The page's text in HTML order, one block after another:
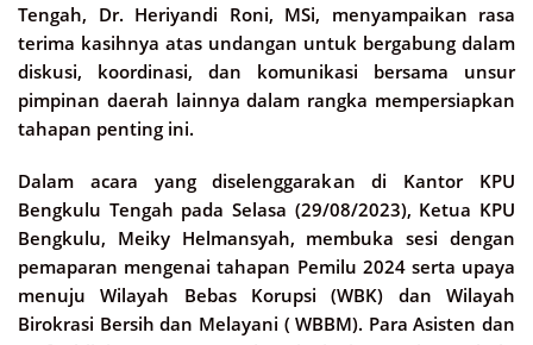
Tengah, Dr. Heriyandi Roni, MSi, menyampaikan rasa
terima kasihnya atas undangan untuk bergabung dalam
diskusi, koordinasi, dan komunikasi bersama unsur
pimpinan daerah lainnya dalam rangka mempersiapkan
tahapan penting ini.
Dalam acara yang diselenggarakan di Kantor KPU
Bengkulu Tengah pada Selasa (29/08/2023), Ketua KPU
Bengkulu, Meiky Helmansyah, membuka sesi dengan
pemaparan mengenai tahapan Pemilu 2024 serta upaya
menuju Wilayah Bebas Korupsi (WBK) dan Wilayah
Birokrasi Bersih dan Melayani ( WBBM). Para Asisten dan